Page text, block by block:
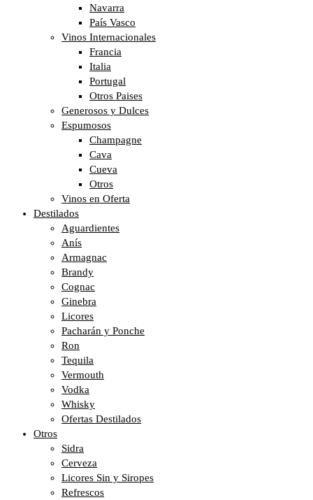
Navarra
País Vasco
Vinos Internacionales
Francia
Italia
Portugal
Otros Paises
Generosos y Dulces
Espumosos
Champagne
Cava
Cueva
Otros
Vinos en Oferta
Destilados
Aguardientes
Anís
Armagnac
Brandy
Cognac
Ginebra
Licores
Pacharán y Ponche
Ron
Tequila
Vermouth
Vodka
Whisky
Ofertas Destilados
Otros
Sidra
Cerveza
Licores Sin y Siropes
Refrescos